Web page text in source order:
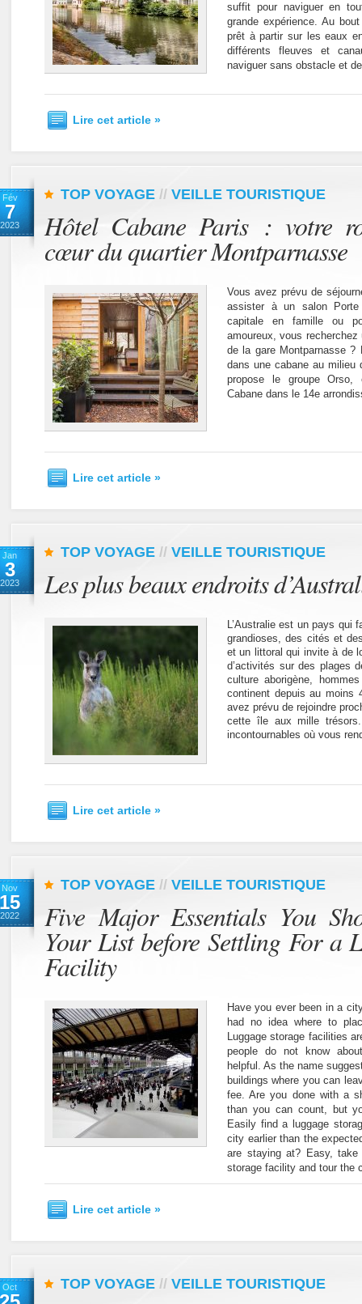
suffit pour naviguer en
grande expérience. Au
prêt à partir sur les eaux
différents fleuves et
naviguer sans obstacle et
Lire cet article »
Fév
7
2023
TOP VOYAGE // VEILLE TOURISTIQUE
Hôtel Cabane Paris : votre
cœur du quartier Montparnasse
Vous avez prévu de
assister à un salon
capitale en famille ou
amoureux, vous
de la gare Montparnasse
dans une cabane au milieu
propose le groupe Orso,
Cabane dans le 14e
Lire cet article »
Jan
3
2023
TOP VOYAGE // VEILLE TOURISTIQUE
Les plus beaux endroits
L’Australie est un pays qui
grandioses, des cités et
et un littoral qui invite à de
d’activités sur des plages
culture aborigène,
continent depuis au moins
avez prévu de rejoindre
cette île aux mille
incontournables où vous
Lire cet article »
Nov
15
2022
TOP VOYAGE // VEILLE TOURISTIQUE
Five Major Essentials You
Your List before Settling For a
Facility
Have you ever been in a
had no idea where to
Luggage storage facilities
people do not know
helpful. As the name
buildings where you can
fee. Are you done with a
than you can count, but
Easily find a luggage
city earlier than the
are staying at? Easy,
storage facility and tour the
Lire cet article »
Oct TOP VOYAGE // VEILLE TOURISTIQUE